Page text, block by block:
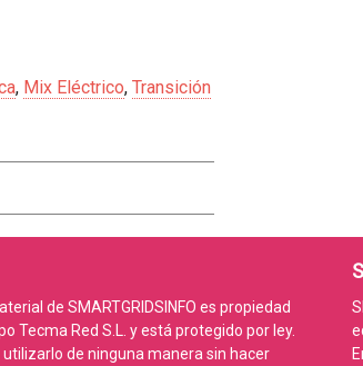
, Mix Eléctrico, Transición
de SMARTGRIDSINFO es propiedad
Tecma Red S.L. y está protegido por ley.
de ninguna manera sin hacer